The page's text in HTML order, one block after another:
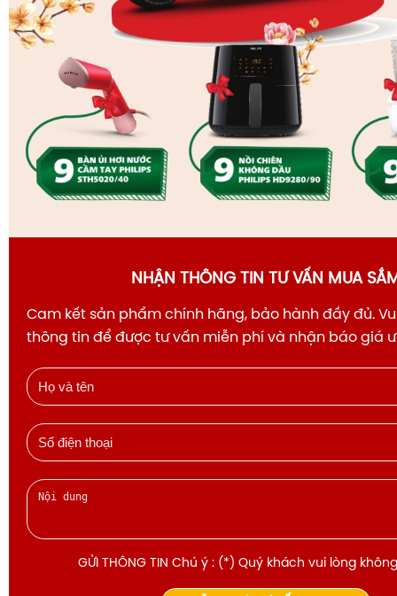
NHẬN THÔNG TIN TƯ VẤN MUA
Cam kết sản phẩm chính hãng, bảo hành đầy đủ.
thông tin để được tư vấn miễn phí và nhận báo giá
GỬI THÔNG TIN Chú ý : (*) Quý khách vui lòng